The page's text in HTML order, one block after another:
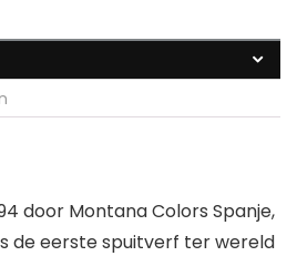
door Montana Colors Spanje,
de eerste spuitverf ter wereld